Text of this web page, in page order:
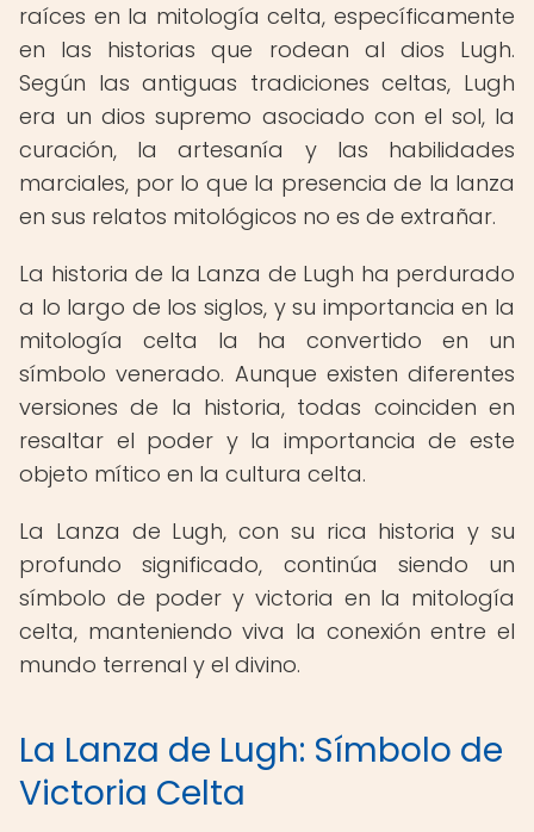
raíces en la mitología celta, específicamente
en las historias que rodean al dios Lugh.
Según las antiguas tradiciones celtas, Lugh
era un dios supremo asociado con el sol, la
curación, la artesanía y las habilidades
marciales, por lo que la presencia de la lanza
en sus relatos mitológicos no es de extrañar.
La historia de la Lanza de Lugh ha perdurado
a lo largo de los siglos, y su importancia en la
mitología celta la ha convertido en un
símbolo venerado. Aunque existen diferentes
versiones de la historia, todas coinciden en
resaltar el poder y la importancia de este
objeto mítico en la cultura celta.
La Lanza de Lugh, con su rica historia y su
profundo significado, continúa siendo un
símbolo de poder y victoria en la mitología
celta, manteniendo viva la conexión entre el
mundo terrenal y el divino.
La Lanza de Lugh: Símbolo de
Victoria Celta